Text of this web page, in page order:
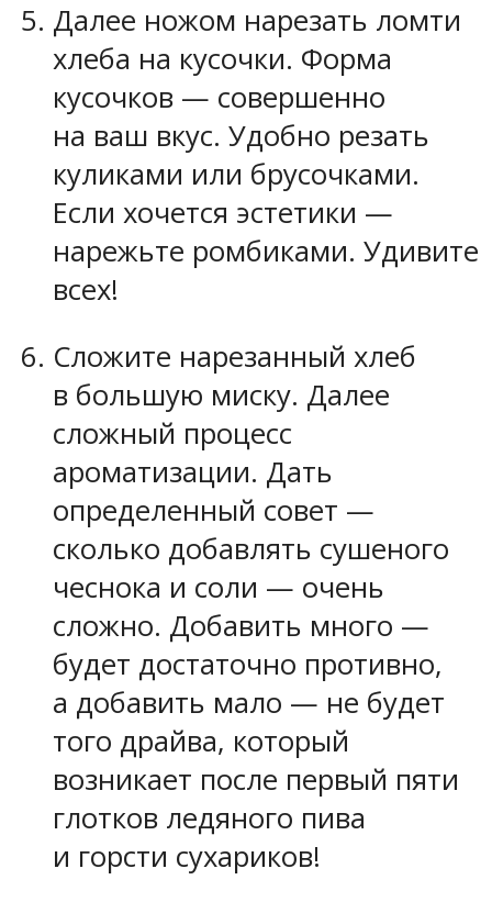
Далее ножом нарезать ломти
хлеба на кусочки. Форма
кусочков — совершенно
на ваш вкус. Удобно резать
куликами или брусочками.
Если хочется эстетики —
нарежьте ромбиками. Удивите
всех!
Сложите нарезанный хлеб
в большую миску. Далее
сложный процесс
ароматизации. Дать
определенный совет —
сколько добавлять сушеного
чеснока и соли — очень
сложно. Добавить много —
будет достаточно противно,
а добавить мало — не будет
того драйва, который
возникает после первый пяти
глотков ледяного пива
и горсти сухариков!